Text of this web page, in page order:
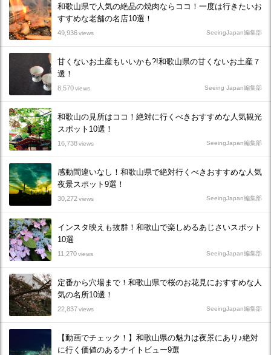
和歌山県で人気の絶品の焼肉ならココ！一度は行きたいお
すすめな老舗の名店10選！
49,936views SeeingJapan編集部
甘くないお土産もいいかも?!和歌山県の甘くないお土産７
選！
8,570views Seeing Japan編集部
和歌山の見所はココ！絶対に行くべきおすすめな人気観光
スポット10選！
16,738views SeeingJapan編集部
感動間違いなし！和歌山県で絶対行くべきおすすめな人気
夜景スポット9選！
30,272views SeeingJapan編集部
インスタ映えも抜群！和歌山で楽しめるあじさいスポット
10選
11,270views SeeingJapan編集部
定番から穴場まで！和歌山県で桜のお花見におすすめな人
気の名所10選！
22,837views SeeingJapan編集部
【動画でチェック！】和歌山県の魅力は夜景にあり♪絶対
に行く価値のあるナイトビュー9選